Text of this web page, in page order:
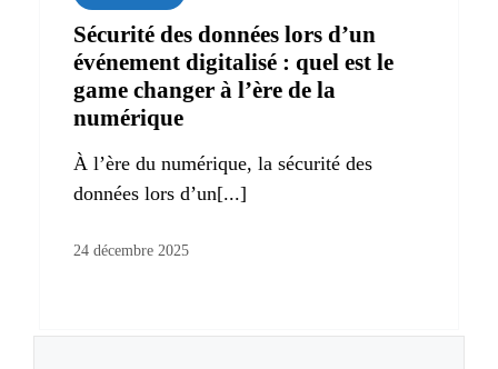
Sécurité des données lors d’un
événement digitalisé : quel est le
game changer à l’ère de la
numérique
À l’ère du numérique, la sécurité des
données lors d’un[...]
24 décembre 2025